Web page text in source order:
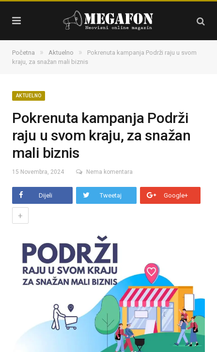
Početna » Aktuelno »
Pokrenuta kampanja Podrži raju u svom
kraju, za snažan mali biznis
AKTUELNO
Pokrenuta kampanja Podrži
raju u svom kraju, za snažan
mali biznis
15 Novembra, 2024 Nema komentara
Dijeli Tweetaj Google+
+